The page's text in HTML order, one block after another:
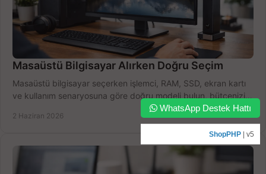
Masaüstü Bilgisayar Alırken Doğru Seçim
Masaüstü bilgisayar seçerken işlemci, RAM, SSD, ekran kartı
ve kullanım senaryosuna göre doğru modeli bulun, bütçenizi
2 Haziran 2026
WhatsApp Destek Hattı
ShopPHP | v5